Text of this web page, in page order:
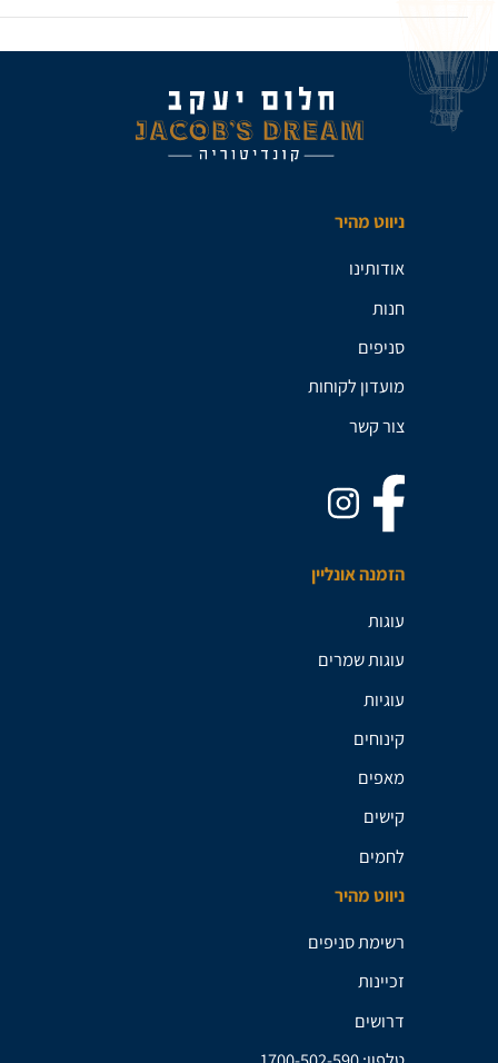
ניווט מהיר
אודותינו
חנות
סניפים
מועדון לקוחות
צור קשר
הזמנה אונליין
עוגות
עוגות שמרים
עוגיות
קינוחים
מאפים
קישים
לחמים
ניווט מהיר
רשימת סניפים
זכיינות
דרושים